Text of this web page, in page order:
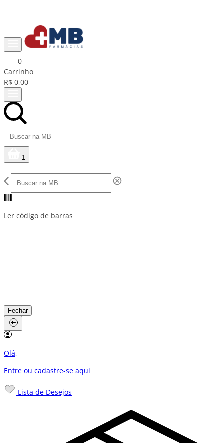
0
Carrinho
R$ 0,00
1
Ler código de barras
Fechar
Olá,
Entre ou cadastre-se aqui
Lista de Desejos